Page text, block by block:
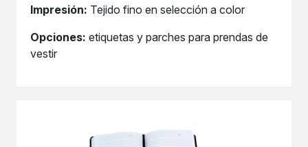
Impresión: Tejido fino en selección a color
Opciones: etiquetas y parches para prendas de
vestir